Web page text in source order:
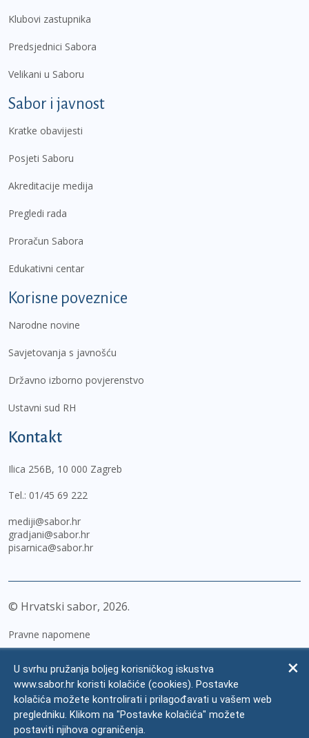
Klubovi zastupnika
Predsjednici Sabora
Velikani u Saboru
Sabor i javnost
Kratke obavijesti
Posjeti Saboru
Akreditacije medija
Pregledi rada
Proračun Sabora
Edukativni centar
Korisne poveznice
Narodne novine
Savjetovanja s javnošću
Državno izborno povjerenstvo
Ustavni sud RH
Kontakt
Ilica 256B, 10 000 Zagreb
Tel.: 01/45 69 222
mediji@sabor.hr
gradjani@sabor.hr
pisarnica@sabor.hr
© Hrvatski sabor, 2026
Pravne napomene
Zaštita osobnih podataka
Impressum
Česta pitanja
U svrhu pružanja boljeg korisničkog iskustva
www.sabor.hr koristi kolačiće (cookies). Postavke
kolačića možete kontrolirati i prilagođavati u vašem web
pregledniku. Klikom na "Postavke kolačića" možete
postaviti njihova ograničenja.